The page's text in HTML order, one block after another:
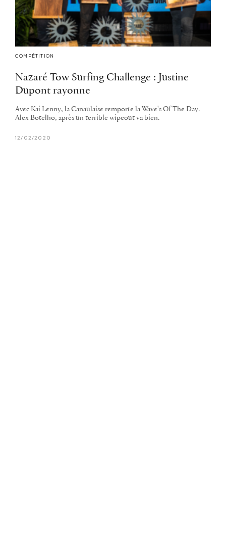
COMPÉTITION
Nazaré Tow Surfing Challenge : Justine
Dupont rayonne
Avec Kai Lenny, la Canaulaise remporte la Wave's Of The Day.
Alex Botelho, après un terrible wipeout va bien.
12/02/2020